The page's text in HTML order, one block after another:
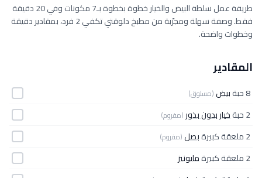
طريقة عمل سلطة البيض والخيار خطوة بخطوة بـ7 مكونات وفي 20 دقيقة
فقط. وصفة سهلة ومجرّبة من مطبخ دلوقتي تكفي 2 فرد، بمقادير دقيقة
وخطوات واضحة.
المقادير
8 حبة بيض(مسلوق)
2 حبة خيار بدون بذور(مفروم)
2 ملعقة كبيرة بصل(مفروم)
2 ملعقة كبيرة
مايونيز